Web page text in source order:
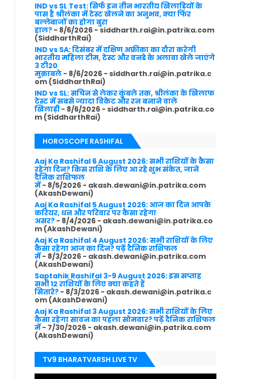
IND vs SL Test: सिर्फ इन तीन भारतीय खिलाड़ियों के
पास है श्रीलंका में टेस्ट खेलने का अनुभव, क्या फिर
बल्लेबाजों का होगा बुरा
हाल? - 8/6/2026 - siddharth.rai@in.patrika.com
(SiddharthRai)
IND vs SA: दिसंबर में दक्षिण अफ्रीका का दौरा करेगी
भारतीय महिला टीम, टेस्ट और वनडे के अलावा खेले जाएंगे
3 टी20
मुक़ाबले - 8/6/2026 - siddharth.rai@in.patrika.c
om (SiddharthRai)
IND vs SL: सचिन से लेकर कुंबले तक, श्रीलंका के खिलाफ
टेस्ट में सबसे ज्यादा विकेट और रन बनाने वाले
खिलाड़ी - 8/6/2026 - siddharth.rai@in.patrika.co
m (SiddharthRai)
HOROSCOPE RASHIFAL
Aaj Ka Rashifal 6 August 2026: सभी राशियों के कैसा
रहेगा दिन? किस राशि के लिए आ रहे शुभ संकेत, जाने
दैनिक राशिफल
में- 8/5/2026 - akash.dewani@in.patrika.com
(AkashDewani)
Aaj Ka Rashifal 5 August 2026: आज का दिन आपके
करियर, धन और परिवार पर कैसा रहेगा
असर? - 8/4/2026 - akash.dewani@in.patrika.co
m (AkashDewani)
Aaj Ka Rashifal 4 August 2026: सभी राशियों के लिए
कैसा रहेगा आज का दिन? पढ़ें दैनिक राशिफल
में- 8/3/2026 - akash.dewani@in.patrika.com
(AkashDewani)
Saptahik Rashifal 3-9 August 2026: इस सप्ताह
सभी 12 राशियों के लिए क्या कहते हैं
सितारे? - 8/3/2026 - akash.dewani@in.patrika.c
om (AkashDewani)
Aaj Ka Rashifal 3 August 2026: सभी राशियों के लिए
कैसा रहेगा सावन का पहला सोमवार? पढ़ें दैनिक राशिफल
में- 7/30/2026 - akash.dewani@in.patrika.com
(AkashDewani)
TV9 BHARATVARSH LIVE TV